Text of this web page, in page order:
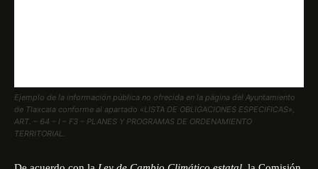
Ejemplo de la información pública no ofrecida en la página del Ayuntamiento
de Tlaxcala conforme al apartado «LISTA DE OBLIGACIONES ESPECIFICAS»,
ART. – 64 – I – F3 – PLANES Y PROGRAMAS DE ORDENAMIENTO
TERRITORIAL.